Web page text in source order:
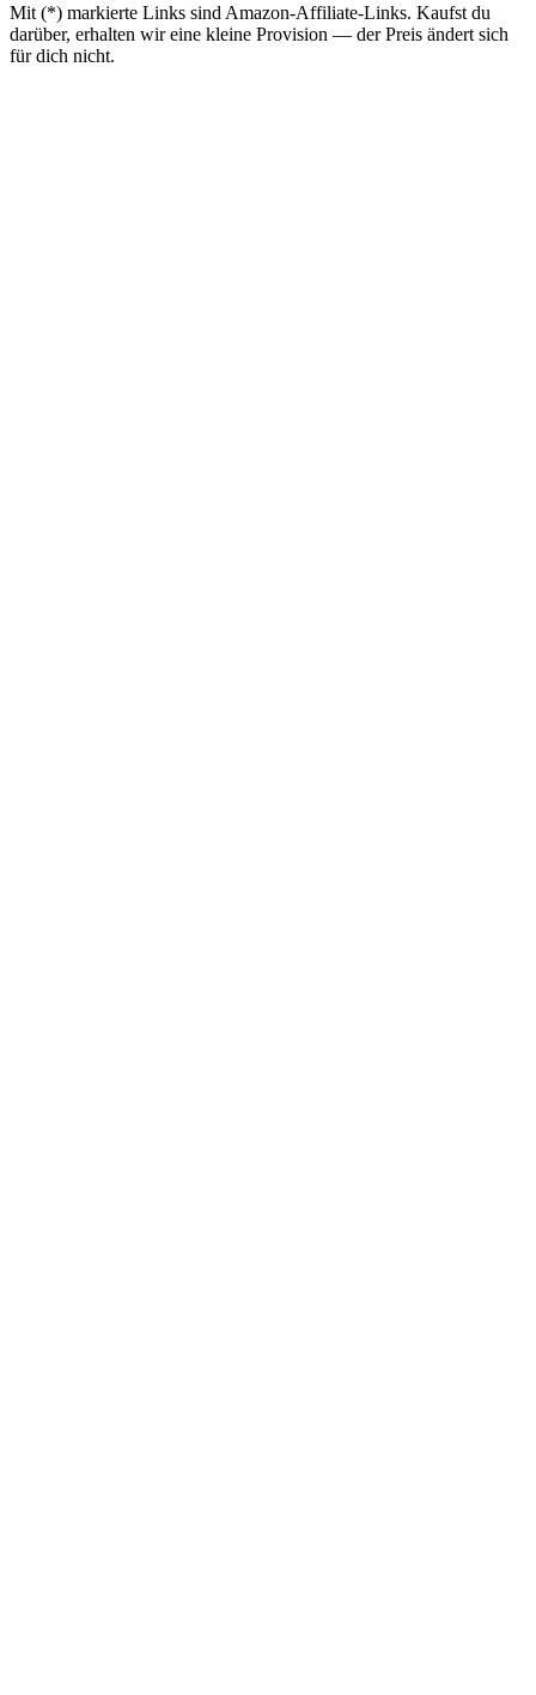
Mit (*) markierte Links sind Amazon-Affiliate-Links. Kaufst du
darüber, erhalten wir eine kleine Provision — der Preis ändert sich
für dich nicht.